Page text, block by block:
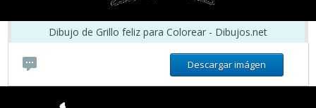
Dibujo de Grillo feliz para Colorear - Dibujos.net
Descargar imágen